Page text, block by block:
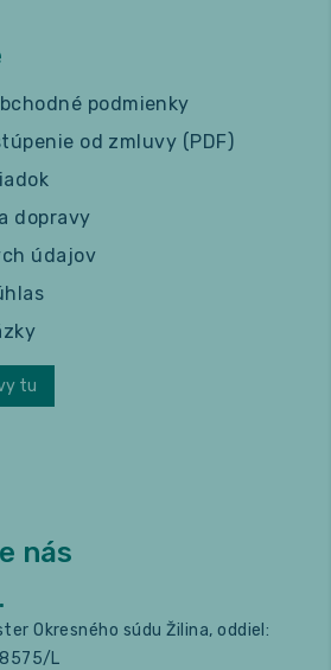
podmienky
od zmluvy (PDF)
dopravy
údajov
tu
nás
Okresného súdu Žilina, oddiel:
L